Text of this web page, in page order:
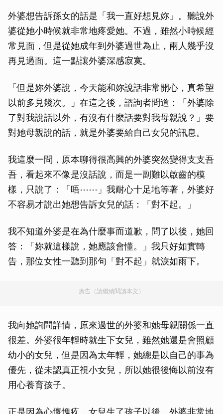
外婆想告訴孫女的話是「我一直好想見妳」。聽說外
婆從她小時候就非常地疼愛她。不過，雖然小時候經
常見面，但是從她成年到外婆過世為止，兩人幾乎沒
再見過面。這一點讓外婆深感寂寞。
「但是妳外婆說，今天能和妳說話非常開心，真希望
以前多見幾次。」在這之後，諮詢者問道：「外婆除
了對我說話以外，有沒有什麼話要對我母親說？」要
對她母親說的話，就是外婆要給自己女兒的訊息。
我這麼一問，原本聊得很高興的外婆突然變得支支吾
吾，看起來不像是沒話說，而是一副難以啟齒的模
樣，只說了：「唔⋯⋯」我耐心十足地等著，外婆好
不容易才說出她想告訴女兒的話：「對不起。」
我不知道外婆是在為什麼事而道歉，問了以後，她回
答：「妳就這樣說，她應該會懂。」我只好如實轉
告，那位女性一聽到那句「對不起」就淚如雨下。
廣告（請繼續閱讀本文）
我向她詢問詳情，原來過世的外婆和她母親關係一直
很差。外婆很年輕時就生下女兒，雖然她還是會照顧
幼小的女兒，但是因為太年輕，她總是以自己的事為
優先，從未認真正視小女兒，所以她很後悔以前沒有
用心養育孩子。
正是因為心懷愧疚，女兒生了孩子以後，外婆非常地